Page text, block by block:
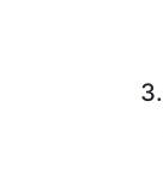
3.